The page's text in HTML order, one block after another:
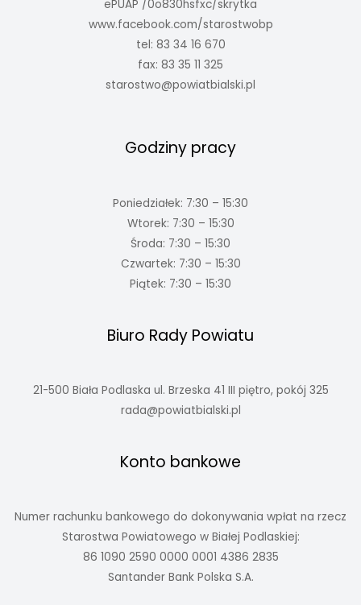
ePUAP /0o830hsfxc/skrytka
www.facebook.com/starostwobp
tel: 83 34 16 670
fax: 83 35 11 325
starostwo@powiatbialski.pl
Godziny pracy
Poniedziałek: 7:30 – 15:30
Wtorek: 7:30 – 15:30
Środa: 7:30 – 15:30
Czwartek: 7:30 – 15:30
Piątek: 7:30 – 15:30
Biuro Rady Powiatu
21-500 Biała Podlaska ul. Brzeska 41 III piętro, pokój 325
rada@powiatbialski.pl
Konto bankowe
Numer rachunku bankowego do dokonywania wpłat na rzecz
Starostwa Powiatowego w Białej Podlaskiej:
86 1090 2590 0000 0001 4386 2835
Santander Bank Polska S.A.